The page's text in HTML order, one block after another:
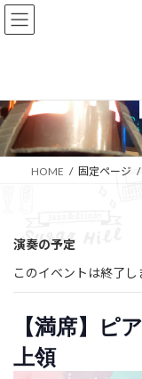
コ
ン
へ
ス
キ
ッ
ナ
ビ
ョ
ン
に
移
HOME 固定ページ
演奏の予定
このイベントは終了し
【満席】ピ
上領